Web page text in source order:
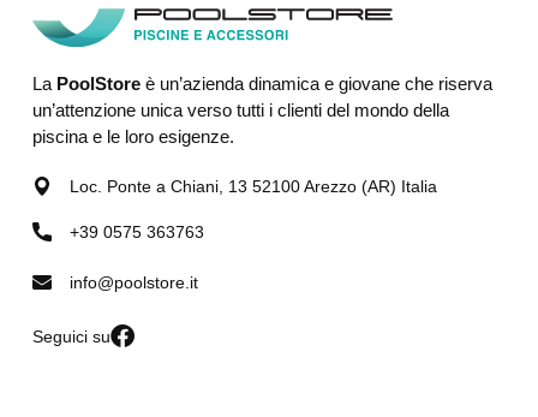
La PoolStoreè un’azienda dinamica e giovane che riserva
un’attenzione unica verso tutti i clienti del mondo della
piscina e le loro esigenze.
Loc. Ponte a Chiani, 13 52100 Arezzo (AR) Italia
+39 0575 363763
info@poolstore.it
Seguici su